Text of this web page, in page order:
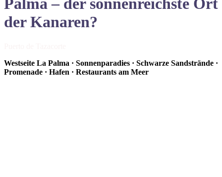
Palma – der sonnenreichste Ort
der Kanaren?
Westseite La Palma · Sonnenparadies · Schwarze Sandstrände ·
Promenade · Hafen · Restaurants am Meer